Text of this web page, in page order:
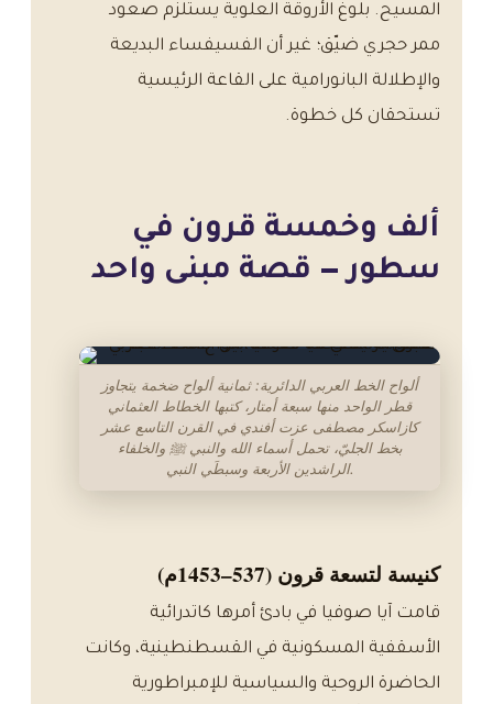
المسيح. بلوغ الأروقة العلوية يستلزم صعود
ممر حجري ضيّق؛ غير أن الفسيفساء البديعة
والإطلالة البانورامية على القاعة الرئيسية
تستحقان كل خطوة.
ألف وخمسة قرون في
سطور — قصة مبنى واحد
ألواح الخط العربي الدائرية: ثمانية ألواح ضخمة يتجاوز
قطر الواحد منها سبعة أمتار، كتبها الخطاط العثماني
كازاسكر مصطفى عزت أفندي في القرن التاسع عشر
بخط الجليّ، تحمل أسماء الله والنبي ﷺ والخلفاء
الراشدين الأربعة وسبطَي النبي.
كنيسة لتسعة قرون (537–1453م)
قامت آيا صوفيا في بادئ أمرها كاتدرائية
الأسقفية المسكونية في القسطنطينية، وكانت
الحاضرة الروحية والسياسية للإمبراطورية